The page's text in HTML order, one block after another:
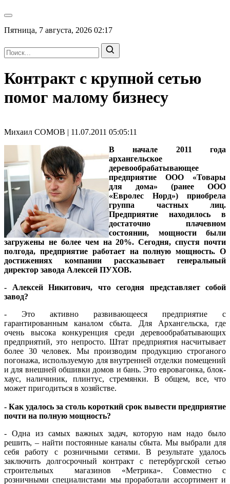
Пятница, 7 августа, 2026 02:17
Контракт с крупной сетью
помог малому бизнесу
Михаил СОМОВ | 11.07.2011 05:05:11
В начале 2011 года
архангельское
деревообрабатывающее
предприятие ООО «Товары
для дома» (ранее ООО
«Евролес Норд») приобрела
группа частных лиц.
Предприятие находилось в
достаточно плачевном
состоянии, мощности были
загружены не более чем на 20%. Сегодня, спустя почти
полгода, предприятие работает на полную мощность. О
достижениях компании рассказывает генеральный
директор завода Алексей ПУХОВ.
- Алексей Никитович, что сегодня представляет собой
завод?
- Это активно развивающееся предприятие с
гарантированным каналом сбыта. Для Архангельска, где
очень высока конкуренция среди деревообрабатывающих
предприятий, это непросто. Штат предприятия насчитывает
более 30 человек. Мы производим продукцию строганого
погонажа, используемую для внутренней отделки помещений
и для внешней обшивки домов и бань. Это евровагонка, блок-
хаус, наличиник, плинтус, стремянки. В общем, все, что
может пригодиться в хозяйстве.
- Как удалось за столь короткий срок вывести предприятие
почти на полную мощность?
- Одна из самых важных задач, которую нам надо было
решить, – найти постоянные каналы сбыта. Мы выбрали для
себя работу с розничными сетями. В результате удалось
заключить долгосрочный контракт с петербургской сетью
строительных магазинов «Метрика». Совместно с
розничными специалистами мы проработали ассортимент и